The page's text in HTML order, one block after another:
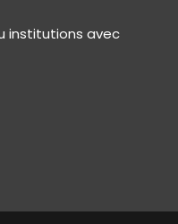
institutions avec